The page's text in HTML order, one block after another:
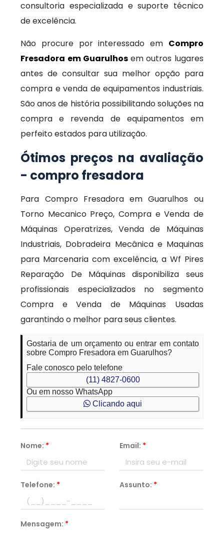
consultoria especializada e suporte técnico
de excelência.
Não procure por interessado em Compro
Fresadora em Guarulhos em outros lugares
antes de consultar sua melhor opção para
compra e venda de equipamentos industriais.
São anos de história possibilitando soluções na
compra e revenda de equipamentos em
perfeito estados para utilização.
Ótimos preços na avaliação
- compro fresadora
Para Compro Fresadora em Guarulhos ou
Torno Mecanico Preço, Compra e Venda de
Máquinas Operatrizes, Venda de Máquinas
Industriais, Dobradeira Mecânica e Maquinas
para Marcenaria com excelência, a Wf Pires
Reparação De Máquinas disponibiliza seus
profissionais especializados no segmento
Compra e Venda de Máquinas Usadas
garantindo o melhor para seus clientes.
Gostaria de um orçamento ou entrar em contato
sobre Compro Fresadora em Guarulhos?
Fale conosco pelo telefone
(11) 4827-0600
Ou em nosso WhatsApp
Clicando aqui
Nome: * Email: *
Telefone: * Assunto: *
Mensagem: *